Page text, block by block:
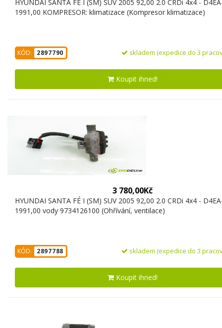
HYUNDAI SANTA FÉ I (SM) SUV 2005 92,00 2.0 CRDi 4x4 -
1991,00 KOMPRESOR: klimatizace (Kompresor klimatizace)
KÓD: 2897790 skladem (expedice do 3
Koupit ihned!
3 780,00Kč
HYUNDAI SANTA FÉ I (SM) SUV 2005 92,00 2.0 CRDi 4x4 -
1991,00 vody 9734126100 (Ohřívání, ventilace)
KÓD: 2897788 skladem (expedice do 3
Koupit ihned!